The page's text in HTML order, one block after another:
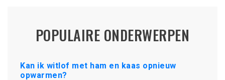
POPULAIRE ONDERWERPEN
Kan ik witlof met ham en kaas opnieuw
opwarmen?